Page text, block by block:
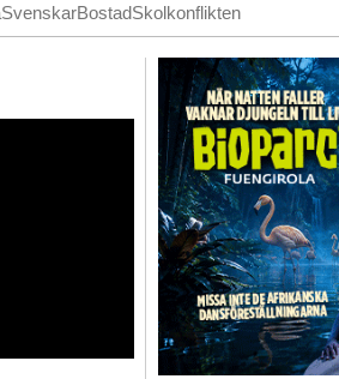
SvenskarBostadSkolkonflikten